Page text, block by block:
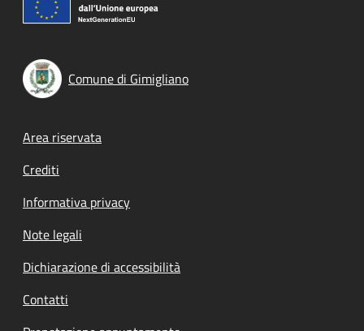
Comune di Gimigliano
Footer menu
Area riservata
Crediti
Informativa privacy
Note legali
Dichiarazione di accessibilità
Contatti